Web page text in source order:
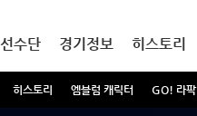
히스토리 엠블럼 캐릭터 GO! 라팍
선수단 경기정보 히스토리